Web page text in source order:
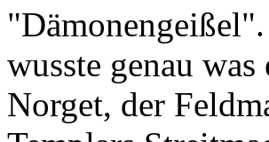
wusste genau
Norget, der